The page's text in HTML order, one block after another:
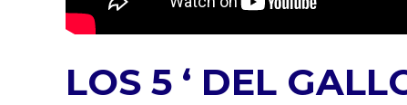
LOS 5 ‘ DEL